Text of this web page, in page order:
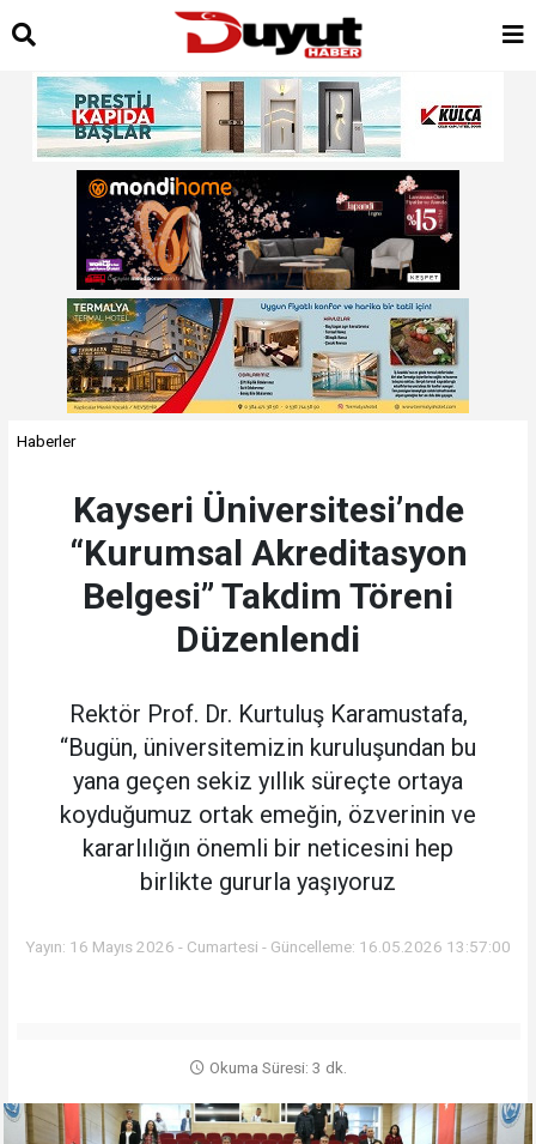
Haberler
Kayseri Üniversitesi’nde
“Kurumsal Akreditasyon
Belgesi” Takdim Töreni
Düzenlendi
Rektör Prof. Dr. Kurtuluş Karamustafa,
“Bugün, üniversitemizin kuruluşundan bu
yana geçen sekiz yıllık süreçte ortaya
koyduğumuz ortak emeğin, özverinin ve
kararlılığın önemli bir neticesini hep
birlikte gururla yaşıyoruz
Yayın: 16 Mayıs 2026 - Cumartesi - Güncelleme: 16.05.2026 13:57:00
Okuma Süresi: 3 dk.